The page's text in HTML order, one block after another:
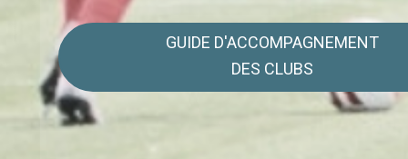
GUIDE D'ACCOMPAGNEMENT
DES CLUBS